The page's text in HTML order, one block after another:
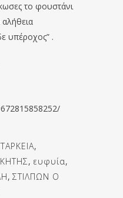
το φουστάνι
αλήθεια
υπέροχος” .
,
, ευφυία,
, ΣΤΙΛΠΩΝ Ο